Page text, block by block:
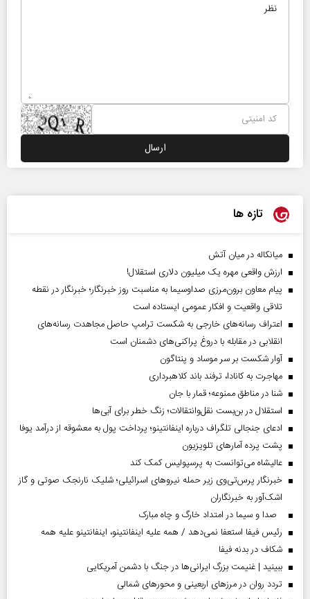
تازه ها
میانکاله در میان آتش
ارزش واقعی مهره یک میلیون دلاری استقلال!
پیام معاون برون‌مرزی صداوسیما به مناسبت روز خبرنگار؛ خبرنگار در نقطه
تلاقی واقعیت و افکار عمومی ایستاده است
اعتراف رسانه‌های خارجی به شکست ترامپ حاصل مجاهدت رسانه‌های
انقلابی در مقابله با دروغ پراکنی‌های دشمنان است
آوار شکست بر سر موساد و پنتاگون
مهاجرت به کانادا، ترفند باند کلاهبرداری
شنا در مناطق ممنوعه؛ قمار با جان
استقلال در بن‌بست نقل‌وانتقالات؛ زنگ خطر برای آبی‌ها
ادعای جنجالی تلگراف درباره اینفانتینو؛ پرداخت پول به معشوقه از درآمد یوفا
پشت پرده آمارهای تلویزیون
عالیشاه می‌توانست به پرسپولیس کمک کند
خبرنگار پرس‌تی‌وی زیر حمله نیروهای اسرائیلی؛ شلیک نارنجک صوتی و گاز
اشک‌آور به خبرنگاران
صدا و سیما در امتداد خارگ و چاه مبارک
رئیس فیفا استعفا نمی‌دهد / همه علیه اینفانتینو، اینفانتینو علیه همه
شکاف در بدنه فیفا
ببینید | غنیمت بزرگ ایرانی‌ها در جنگ با دشمن آمریکایی
تردد روان در مرزهای اربعینی و محورهای شمالی